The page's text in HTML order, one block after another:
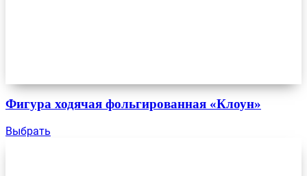
Фигура ходячая фольгированная «Клоун»
Выбрать